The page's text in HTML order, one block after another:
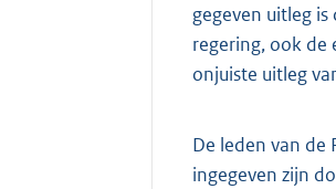
gegeven uitleg
regering, ook de
onjuiste uitleg
De leden van de
ingegeven zijn